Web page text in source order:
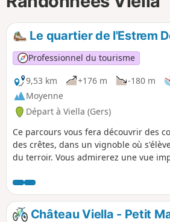
Le quartier de l'Estrem
Professionnel du tourisme
9,53 km
+176 m -180 m
Moyenne
Départ à Viella (Gers)
Ce parcours vous fera découvrir des
des crêtes, dans un vignoble où
du terroir. Vous admirerez une vue
Château Viella - Petit